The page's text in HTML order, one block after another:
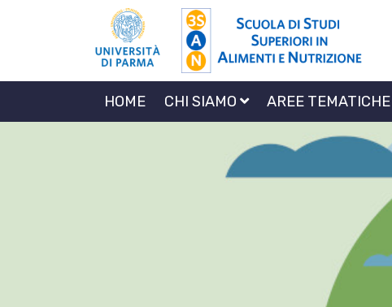
HOME CHI SIAMO AREE TEMATICHE